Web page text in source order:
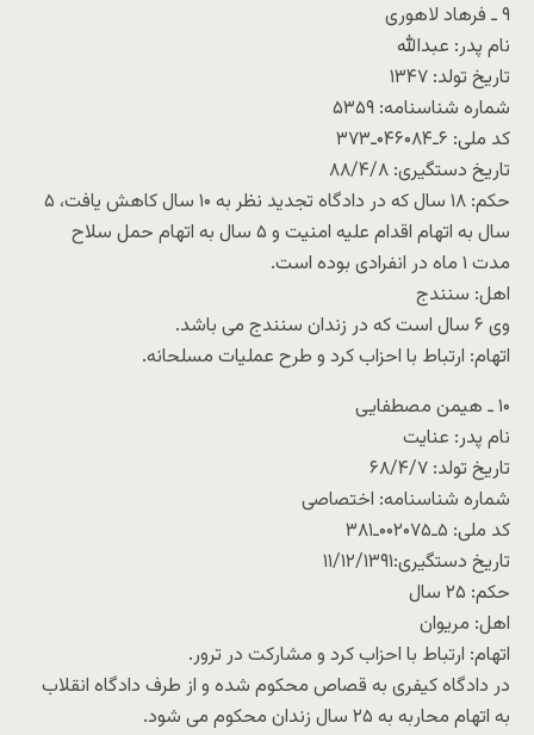
۹ ـ فرهاد لاهوری
نام پدر: عبدالله
تاریخ تولد: ۱۳۴۷
شماره شناسنامه: ۵۳۵۹
کد ملی: ۶ـ۰۴۶۰۸۴ـ۳۷۳
تاریخ دستگیری: ۸۸/۴/۸
حکم: ۱۸ سال که در دادگاه تجدید نظر به ۱۰ سال کاهش یافت، ۵
سال به اتهام اقدام علیه امنیت و ۵ سال به اتهام حمل سلاح
مدت ۱ ماه در انفرادی بوده است.
اهل: سنندج
وی ۶ سال است که در زندان سنندج می باشد.
اتهام: ارتباط با احزاب کرد و طرح عملیات مسلحانه.
۱۰ ـ هیمن مصطفایی
نام پدر: عنایت
تاریخ تولد: ۶۸/۴/۷
شماره شناسنامه: اختصاصی
کد ملی: ۵ـ۰۰۲۰۷۵ـ۳۸۱
تاریخ دستگیری:۱۱/۱۲/۱۳۹۱
حکم: ۲۵ سال
اهل: مریوان
اتهام: ارتباط با احزاب کرد و مشارکت در ترور.
در دادگاه کیفری به قصاص محکوم شده و از طرف دادگاه انقلاب
به اتهام محاربه به ۲۵ سال زندان محکوم می شود.